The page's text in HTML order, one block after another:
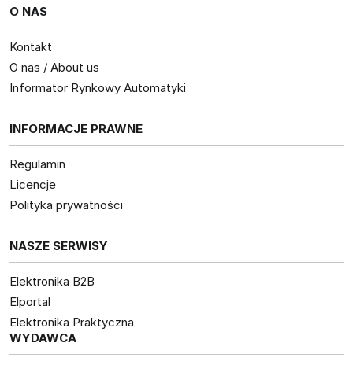
O NAS
Kontakt
O nas / About us
Informator Rynkowy Automatyki
INFORMACJE PRAWNE
Regulamin
Licencje
Polityka prywatności
NASZE SERWISY
Elektronika B2B
Elportal
Elektronika Praktyczna
WYDAWCA